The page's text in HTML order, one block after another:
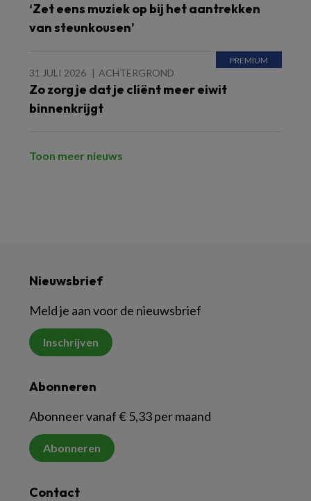
‘Zet eens muziek op bij het aantrekken
van steunkousen’
31 JULI 2026 ACHTERGROND
Zo zorg je dat je cliënt meer eiwit
binnenkrijgt
Toon meer nieuws
Nieuwsbrief
Meld je aan voor de nieuwsbrief
Inschrijven
Abonneren
Abonneer vanaf € 5,33 per maand
Abonneren
Contact